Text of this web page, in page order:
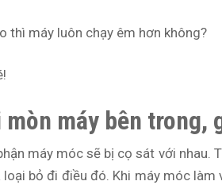
thì máy luôn chạy êm hơn không?
máy bên trong,
máy móc sẽ bị cọ sát với nhau.
bỏ đi điều đó. Khi máy móc